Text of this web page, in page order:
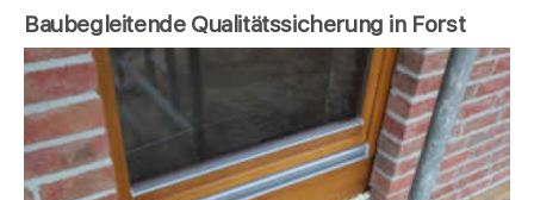
Baubegleitende Qualitätssicherung in Forst